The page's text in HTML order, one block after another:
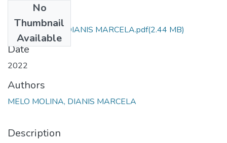
No
Thumbnail
Available
MELO MOLINA DIANIS MARCELA.pdf(2.44 MB)
Date
2022
Authors
MELO MOLINA, DIANIS MARCELA
Description